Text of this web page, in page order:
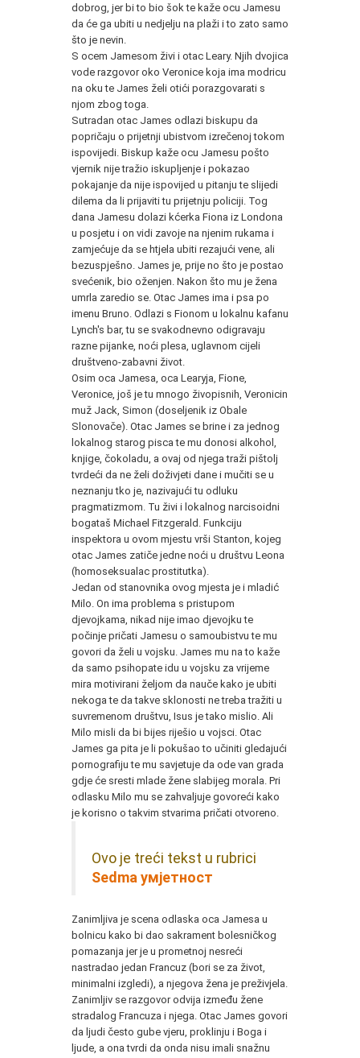
dobrog, jer bi to bio šok te kaže ocu Jamesu
da će ga ubiti u nedjelju na plaži i to zato samo
što je nevin.
S ocem Jamesom živi i otac Leary. Njih dvojica
vode razgovor oko Veronice koja ima modricu
na oku te James želi otići porazgovarati s
njom zbog toga.
Sutradan otac James odlazi biskupu da
popričaju o prijetnji ubistvom izrečenoj tokom
ispovijedi. Biskup kaže ocu Jamesu pošto
vjernik nije tražio iskupljenje i pokazao
pokajanje da nije ispovijed u pitanju te slijedi
dilema da li prijaviti tu prijetnju policiji. Tog
dana Jamesu dolazi kćerka Fiona iz Londona
u posjetu i on vidi zavoje na njenim rukama i
zamjećuje da se htjela ubiti rezajući vene, ali
bezuspješno. James je, prije no što je postao
svećenik, bio oženjen. Nakon što mu je žena
umrla zaredio se. Otac James ima i psa po
imenu Bruno. Odlazi s Fionom u lokalnu kafanu
Lynch's bar, tu se svakodnevno odigravaju
razne pijanke, noći plesa, uglavnom cijeli
društveno-zabavni život.
Osim oca Jamesa, oca Learyja, Fione,
Veronice, još je tu mnogo živopisnih, Veronicin
muž Jack, Simon (doseljenik iz Obale
Slonovače). Otac James se brine i za jednog
lokalnog starog pisca te mu donosi alkohol,
knjige, čokoladu, a ovaj od njega traži pištolj
tvrdeći da ne želi doživjeti dane i mučiti se u
neznanju tko je, nazivajući tu odluku
pragmatizmom. Tu živi i lokalnog narcisoidni
bogataš Michael Fitzgerald. Funkciju
inspektora u ovom mjestu vrši Stanton, kojeg
otac James zatiče jedne noći u društvu Leona
(homoseksualac prostitutka).
Jedan od stanovnika ovog mjesta je i mladić
Milo. On ima problema s pristupom
djevojkama, nikad nije imao djevojku te
počinje pričati Jamesu o samoubistvu te mu
govori da želi u vojsku. James mu na to kaže
da samo psihopate idu u vojsku za vrijeme
mira motivirani željom da nauče kako je ubiti
nekoga te da takve sklonosti ne treba tražiti u
suvremenom društvu, Isus je tako mislio. Ali
Milo misli da bi bijes riješio u vojsci. Otac
James ga pita je li pokušao to učiniti gledajući
pornografiju te mu savjetuje da ode van grada
gdje će sresti mlade žene slabijeg morala. Pri
odlasku Milo mu se zahvaljuje govoreći kako
je korisno o takvim stvarima pričati otvoreno.
Ovo je treći tekst u rubrici
Sedma умјетност
Zanimljiva je scena odlaska oca Jamesa u
bolnicu kako bi dao sakrament bolesničkog
pomazanja jer je u prometnoj nesreći
nastradao jedan Francuz (bori se za život,
minimalni izgledi), a njegova žena je preživjela.
Zanimljiv se razgovor odvija između žene
stradalog Francuza i njega. Otac James govori
da ljudi često gube vjeru, proklinju i Boga i
ljude, a ona tvrdi da onda nisu imali snažnu